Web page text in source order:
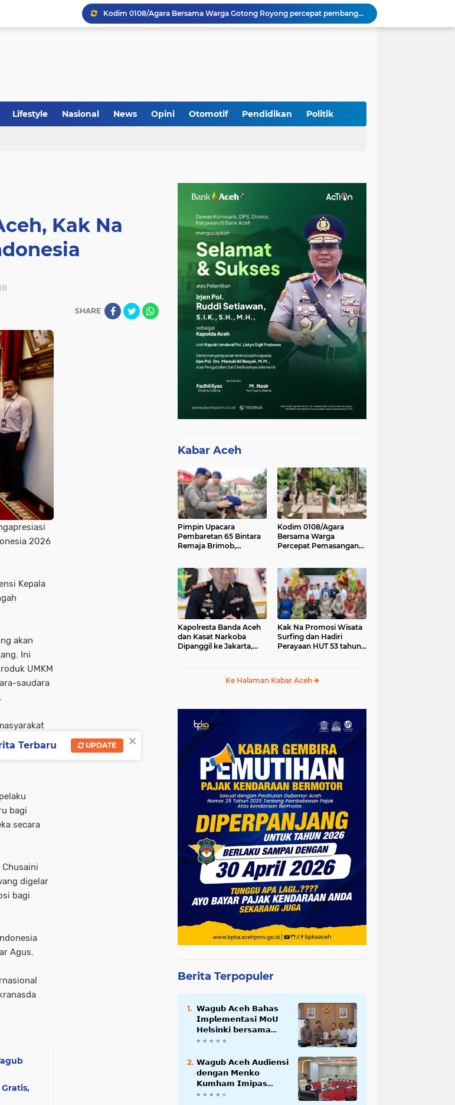
Kodim 0108/Agara Bersama Warga Gotong Royong percepat pembangunan Jembatan Gantung di Desa Gulo Aceh Tenggara
Babinsa Sukamakmur Tanamkan Semangat Belajar, Hadir Langsung di SMAN 1 untuk Motivasi Siswa
Babinsa Lembah Seulawah Perkuat Sinergi dengan Tenaga Pendidik, Tekankan Pencegahan Kenakalan Remaja dan Bahaya Narkoba
Lifestyle Nasional News Opini Otomotif Pendidikan Politik
Kak Na
SHARE
2026
Kepala
akan
Ini
UMKM
saudara
bagi
secara
digelar
bagi
Agus.
Kabar Aceh
Pimpin Upacara
Pembaretan 65 Bintara
Remaja Brimob,
Kehormatan
Kodim 0108/Agara
Bersama Warga
Percepat Pemasangan
Ger-Ger Aceh Tenggara
Kapolresta Banda Aceh
dan Kasat Narkoba
Dipanggil ke Jakarta,
Kak Na Promosi Wisata
Surfing dan Hadiri
Perayaan HUT 53 tahun
Ke Halaman Kabar Aceh
Berita Terpopuler
𝗪𝗮𝗴𝘂𝗯 𝗔𝗰𝗲𝗵 𝗕𝗮𝗵𝗮𝘀
𝗜𝗺𝗽𝗹𝗲𝗺𝗲𝗻𝘁𝗮𝘀𝗶 𝗠𝗼𝗨
𝗛𝗲𝗹𝘀𝗶𝗻𝗸𝗶 𝗯𝗲𝗿𝘀𝗮𝗺𝗮
𝗦𝗲𝗸𝗿𝗲𝘁𝗮𝗿𝗶𝗮𝘁 𝗡𝗲𝗴𝗮𝗿𝗮
𝗪𝗮𝗴𝘂𝗯 𝗔𝗰𝗲𝗵 𝗔𝘂𝗱𝗶𝗲𝗻𝘀𝗶
𝗱𝗲𝗻𝗴𝗮𝗻 𝗠𝗲𝗻𝗸𝗼
𝗞𝘂𝗺𝗵𝗮𝗺 𝗜𝗺𝗶𝗽𝗮𝘀
𝗧𝗲𝗿𝗸𝗮𝗶𝘁 𝗦𝘁𝗮𝘁𝘂𝘀 𝗪𝗮𝗸𝗮𝗳
×
Terbaru UPDATE